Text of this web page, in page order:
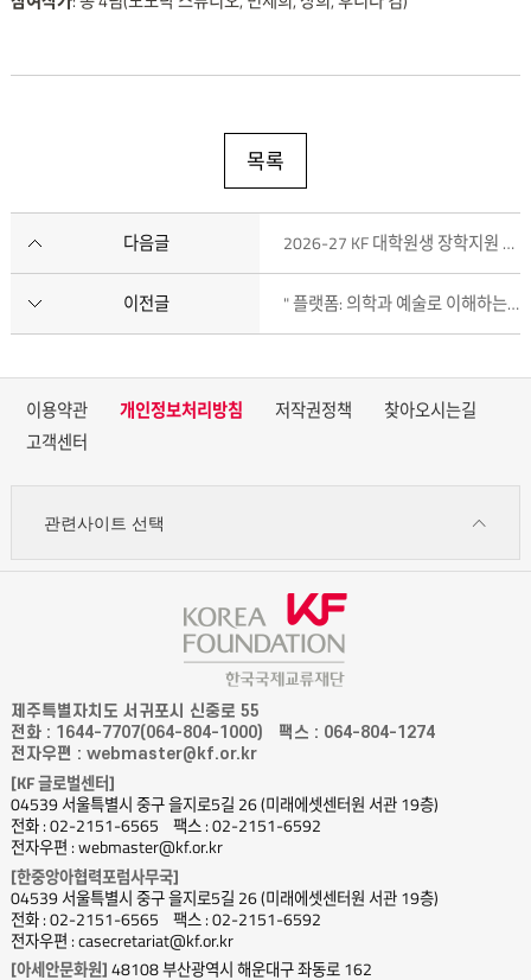
&
Lecture
2025.12.6
(
)
시-17
25분
2층
강의실
6,
2nd
Floor
Lecture
Room,
Sehwa
Museum
of
Art
매체를
넘어서:
목록
다음글 2026-27 KF 대학원생 장학지원 및 박사후연구 펠로십(북미 지역)
이전글 " 플랫폼: 의학과 예술로 이해하는 정신건강 " 행사 안내 (12.3.)
이용약관 개인정보처리방침 저작권정책
찾아오시는길
고객센터
관련사이트 선택
제주특별자치도 서귀포시 신중로 55
전화 : 1644-7707(064-804-1000)
팩스 : 064-804-1274
전자우편 : webmaster@kf.or.kr
[KF 글로벌센터]
04539 서울특별시 중구 을지로5길 26 (미래에셋센터원 서관 19층)
전화 : 02-2151-6565
팩스 : 02-2151-6592
전자우편 : webmaster@kf.or.kr
[한중앙아협력포럼사무국]
04539 서울특별시 중구 을지로5길 26 (미래에셋센터원 서관 19층)
전화 : 02-2151-6565
팩스 : 02-2151-6592
전자우편 : casecretariat@kf.or.kr
[아세안문화원] 48108 부산광역시 해운대구 좌동로 162